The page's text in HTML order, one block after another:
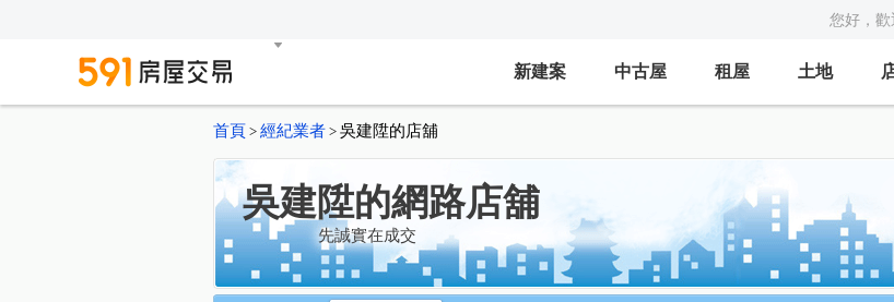
您好，
新建案 中古屋 租屋 土地
首頁 > 經紀業者 > 吳建陞的店舖
吳建陞的網路店舖
先誠實在成交